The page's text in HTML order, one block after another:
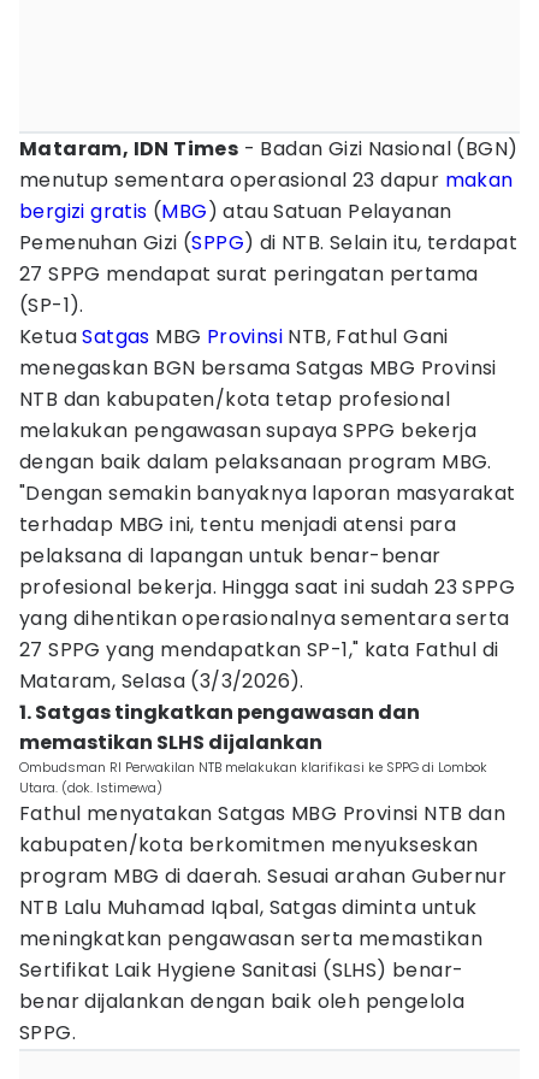
Mataram, IDN Times - Badan Gizi Nasional (BGN)
menutup sementara operasional 23 dapur makan
bergizi gratis (MBG) atau Satuan Pelayanan
Pemenuhan Gizi (SPPG) di NTB. Selain itu, terdapat
27 SPPG mendapat surat peringatan pertama
(SP-1).
KetuaSatgas MBG Provinsi NTB, Fathul Gani
menegaskan BGN bersama Satgas MBG Provinsi
NTB dan kabupaten/kota tetap profesional
melakukan pengawasan supaya SPPG bekerja
dengan baik dalam pelaksanaan program MBG.
"Dengan semakin banyaknya laporan masyarakat
terhadap MBG ini, tentu menjadi atensi para
pelaksana di lapangan untuk benar-benar
profesional bekerja. Hingga saat ini sudah 23 SPPG
yang dihentikan operasionalnya sementara serta
27 SPPG yang mendapatkan SP-1," kata Fathul di
Mataram, Selasa (3/3/2026).
1. Satgas tingkatkan pengawasan dan
memastikan SLHS dijalankan
Ombudsman RI Perwakilan NTB melakukan klarifikasi ke SPPG di Lombok
Utara. (dok. Istimewa)
Fathul menyatakan Satgas MBG Provinsi NTB dan
kabupaten/kota berkomitmen menyukseskan
program MBG di daerah. Sesuai arahan Gubernur
NTB Lalu Muhamad Iqbal, Satgas diminta untuk
meningkatkan pengawasan serta memastikan
Sertifikat Laik Hygiene Sanitasi (SLHS) benar-
benar dijalankan dengan baik oleh pengelola
SPPG.